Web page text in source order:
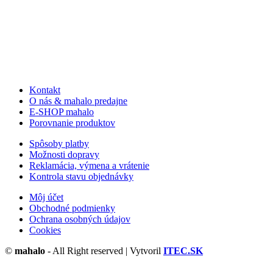
Kontakt
O nás & mahalo predajne
E-SHOP mahalo
Porovnanie produktov
Spôsoby platby
Možnosti dopravy
Reklamácia, výmena a vrátenie
Kontrola stavu objednávky
Môj účet
Obchodné podmienky
Ochrana osobných údajov
Cookies
© mahalo - All Right reserved | Vytvoril ITEC.SK